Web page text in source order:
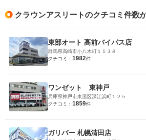
クラウンアスリートのクチコミ件数
東部オート 高前バイパス店
群馬県高崎市小八木町１５３８
クチコミ： 1982件
ワンゼット 東神戸
兵庫県神戸市東灘区深江浜町１２５
クチコミ： 1859件
ガリバー 札幌清田店